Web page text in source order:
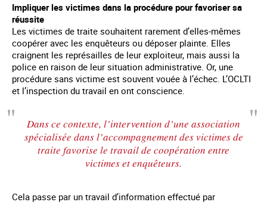
Impliquer les victimes dans la procédure pour favoriser sa
réussite
Les victimes de traite souhaitent rarement d’elles-mêmes
coopérer avec les enquêteurs ou déposer plainte. Elles
craignent les représailles de leur exploiteur, mais aussi la
police en raison de leur situation administrative. Or, une
procédure sans victime est souvent vouée à l’échec. L’OCLTI
et l’inspection du travail en ont conscience.
Dans ce contexte, l’intervention d’une association
spécialisée dans l’accompagnement des victimes de
traite favorise le travail de coopération entre
victimes et enquêteurs.
Cela passe par un travail d’information effectué par